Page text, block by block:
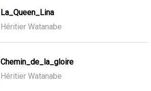
La_Queen_Lina
Héritier Watanabe
Chemin_de_la_gloire
Héritier Watanabe